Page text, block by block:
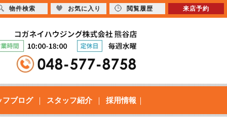
フブログ スタッフ紹介 採用情報
物件検索 お気に入り 閲覧履歴 来店予約